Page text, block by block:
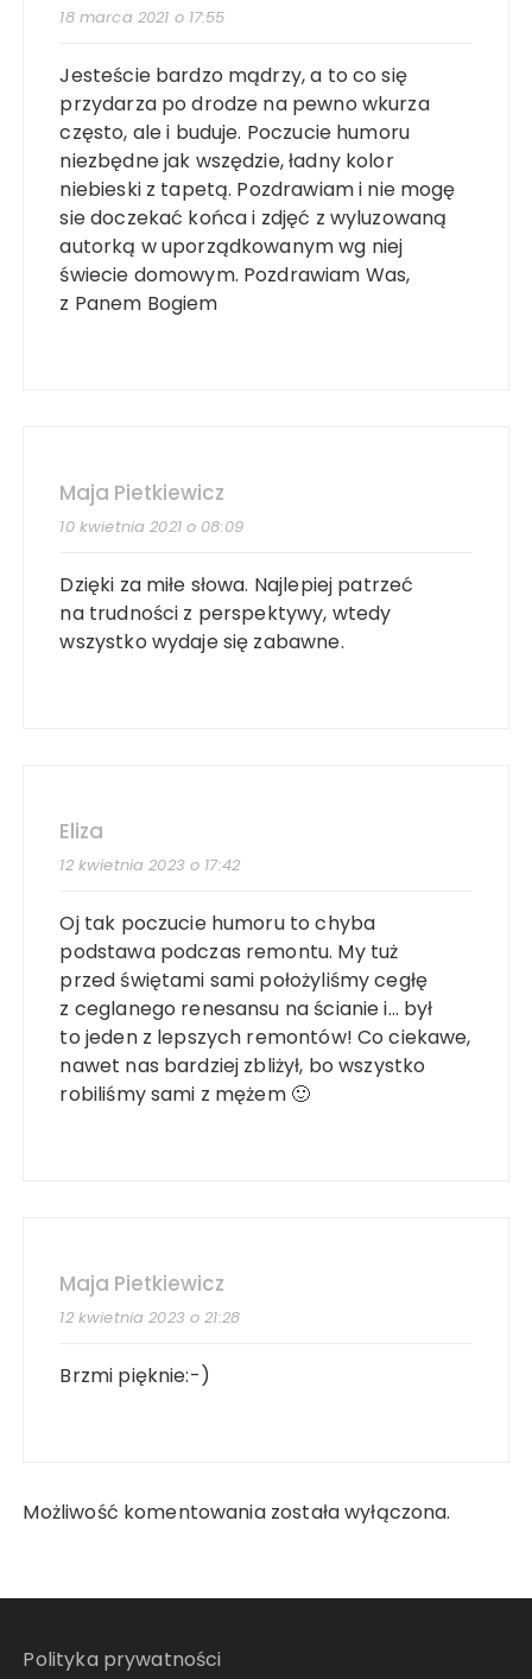
18 marca 2021 o 17:55
Jesteście bardzo mądrzy, a to co się
przydarza po drodze na pewno wkurza
często, ale i buduje. Poczucie humoru
niezbędne jak wszędzie, ładny kolor
niebieski z tapetą. Pozdrawiam i nie mogę
sie doczekać końca i zdjęć z wyluzowaną
autorką w uporządkowanym wg niej
świecie domowym. Pozdrawiam Was,
z Panem Bogiem
Maja Pietkiewicz
10 kwietnia 2021 o 08:09
Dzięki za miłe słowa. Najlepiej patrzeć
na trudności z perspektywy, wtedy
wszystko wydaje się zabawne.
Eliza
12 kwietnia 2023 o 17:42
Oj tak poczucie humoru to chyba
podstawa podczas remontu. My tuż
przed świętami sami położyliśmy cegłę
z ceglanego renesansu na ścianie i… był
to jeden z lepszych remontów! Co ciekawe,
nawet nas bardziej zbliżył, bo wszystko
robiliśmy sami z mężem 🙂
Maja Pietkiewicz
12 kwietnia 2023 o 21:28
Brzmi pięknie:-)
Możliwość komentowania została wyłączona.
Polityka prywatności